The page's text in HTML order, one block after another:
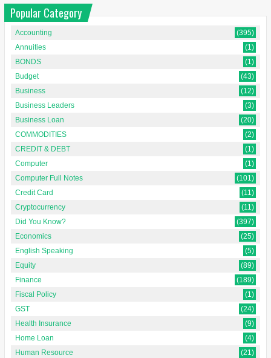
Popular Category
Accounting
(395)
Annuities
(1)
BONDS
(1)
Budget
(43)
Business
(12)
Business Leaders
(3)
Business Loan
(20)
COMMODITIES
(2)
CREDIT & DEBT
(1)
Computer
(1)
Computer Full Notes
(101)
Credit Card
(11)
Cryptocurrency
(11)
Did You Know?
(397)
Economics
(25)
English Speaking
(5)
Equity
(89)
Finance
(189)
Fiscal Policy
(1)
GST
(24)
Health Insurance
(9)
Home Loan
(4)
Human Resource
(21)